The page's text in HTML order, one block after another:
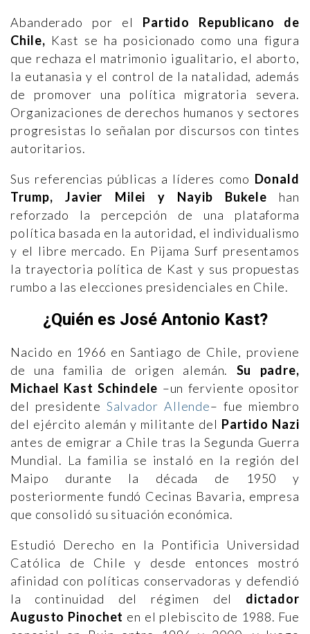
Abanderado por el
Partido Republicano de
Chile, Kast se ha posicionado como una figura
que rechaza el matrimonio igualitario, el aborto,
la eutanasia y el control de la natalidad, además
de promover una política migratoria severa.
Organizaciones de derechos humanos y sectores
progresistas lo señalan por discursos con tintes
autoritarios.
Sus referencias públicas a líderes como Donald
Trump, Javier Milei y Nayib Bukele han
reforzado la percepción de una plataforma
política basada en la autoridad, el individualismo
y el libre mercado. En Pijama Surf presentamos
la trayectoria política de Kast y sus propuestas
rumbo a las elecciones presidenciales en Chile.
¿Quién es José Antonio Kast?
Nacido en 1966 en Santiago de Chile, proviene
de una familia de origen alemán. Su padre,
Michael Kast Schindele –un ferviente opositor
del presidente Salvador Allende– fue miembro
del ejército alemán y militante del Partido Nazi
antes de emigrar a Chile tras la Segunda Guerra
Mundial. La familia se instaló en la región del
Maipo durante la década de 1950 y
posteriormente fundó Cecinas Bavaria, empresa
que consolidó su situación económica.
Estudió Derecho en la Pontificia Universidad
Católica de Chile y desde entonces mostró
afinidad con políticas conservadoras y defendió
la continuidad del régimen del dictador
Augusto Pinochet en el plebiscito de 1988. Fue